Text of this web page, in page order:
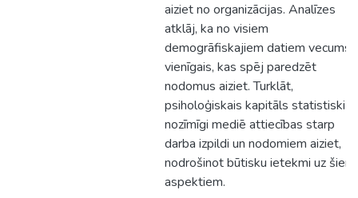
aiziet no organizācijas. Analīzes
atklāj, ka no visiem
demogrāfiskajiem datiem vecums
vienīgais, kas spēj paredzēt
nodomus aiziet. Turklāt,
psiholoģiskais kapitāls statistiski
nozīmīgi mediē attiecības starp
darba izpildi un nodomiem aiziet,
nodrošinot būtisku ietekmi uz šiem
aspektiem.